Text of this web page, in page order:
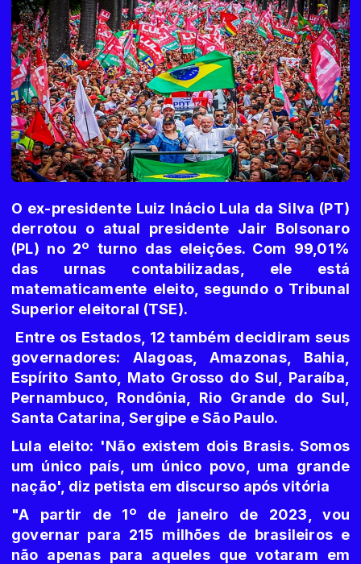
O ex-presidente Luiz Inácio Lula da Silva (PT)
derrotou o atual presidente Jair Bolsonaro
(PL) no 2º turno das eleições. Com 99,01%
das urnas contabilizadas, ele está
matematicamente eleito, segundo o Tribunal
Superior eleitoral (TSE).
Entre os Estados, 12 também decidiram seus
governadores: Alagoas, Amazonas, Bahia,
Espírito Santo, Mato Grosso do Sul, Paraíba,
Pernambuco, Rondônia, Rio Grande do Sul,
Santa Catarina, Sergipe e São Paulo.
Lula eleito: 'Não existem dois Brasis. Somos
um único país, um único povo, uma grande
nação', diz petista em discurso após vitória
"A partir de 1º de janeiro de 2023, vou
governar para 215 milhões de brasileiros e
não apenas para aqueles que votaram em